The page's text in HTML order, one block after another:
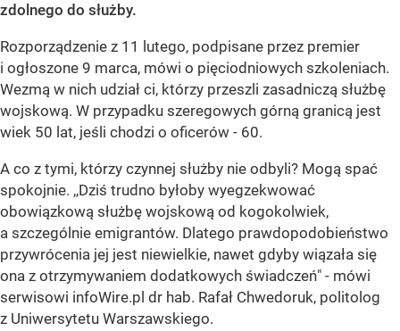
zdolnego do służby.
Rozporządzenie z 11 lutego, podpisane przez premier
i ogłoszone 9 marca, mówi o pięciodniowych szkoleniach.
Wezmą w nich udział ci, którzy przeszli zasadniczą służbę
wojskową. W przypadku szeregowych górną granicą jest
wiek 50 lat, jeśli chodzi o oficerów - 60.
A co z tymi, którzy czynnej służby nie odbyli? Mogą spać
spokojnie. ,,Dziś trudno byłoby wyegzekwować
obowiązkową służbę wojskową od kogokolwiek,
a szczególnie emigrantów. Dlatego prawdopodobieństwo
przywrócenia jej jest niewielkie, nawet gdyby wiązała się
ona z otrzymywaniem dodatkowych świadczeń" - mówi
serwisowi infoWire.pl dr hab. Rafał Chwedoruk, politolog
z Uniwersytetu Warszawskiego.